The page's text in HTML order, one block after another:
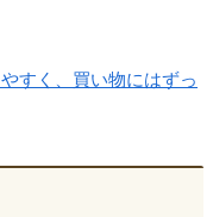
すく、買い物にはずっ